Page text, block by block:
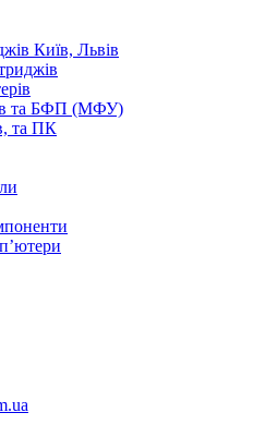
Київ, Львів
та БФП (МФУ)
та ПК